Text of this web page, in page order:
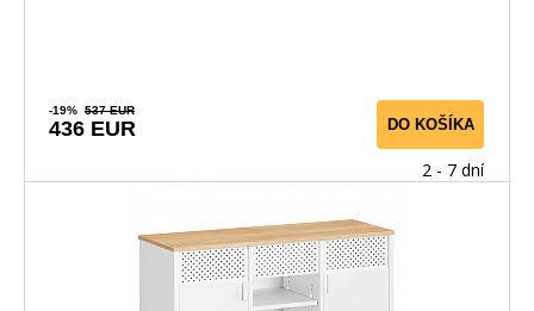
-19% 537 EUR
436 EUR DO KOŠÍKA
2 - 7 dní